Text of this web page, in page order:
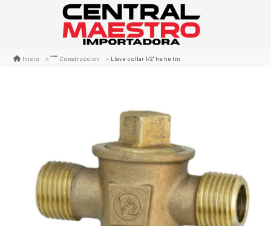
Inicio Construccion Llave collar 1/2" he he tm